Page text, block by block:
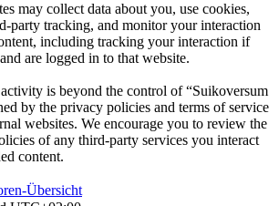
may collect data about you, use cookies,
party tracking, and monitor your interaction
including tracking your interaction if
are logged in to that website.
activity is beyond the control of “Suikoversum
by the privacy policies and terms of service
websites. We encourage you to review the
of any third-party services you interact
content.
Übersicht